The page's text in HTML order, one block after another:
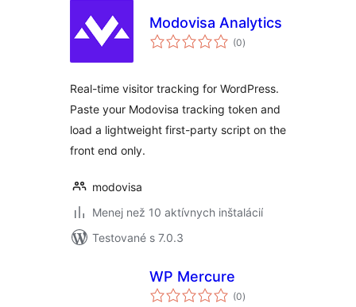
Modovisa Analytics
(0celkové
hodnotenie
)
Real-time visitor tracking for WordPress.
Paste your Modovisa tracking token and
load a lightweight first-party script on the
front end only.
modovisa
Menej než 10 aktívnych inštalácií
Testované s 7.0.3
WP Mercure
(0celkové
hodnotenie
)